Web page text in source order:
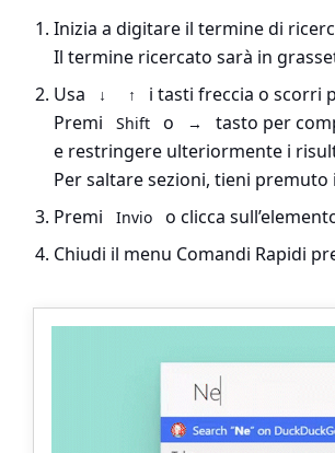
Inizia a digitare il termine di
Il termine ricercato sarà in
Usa
↓ ↑
i tasti freccia o scorri
Premi
Shift o →
tasto per
e restringere ulteriormente i
Per saltare sezioni, tieni premuto
Premi
Invio
o clicca
Chiudi il menu Comandi Rapidi